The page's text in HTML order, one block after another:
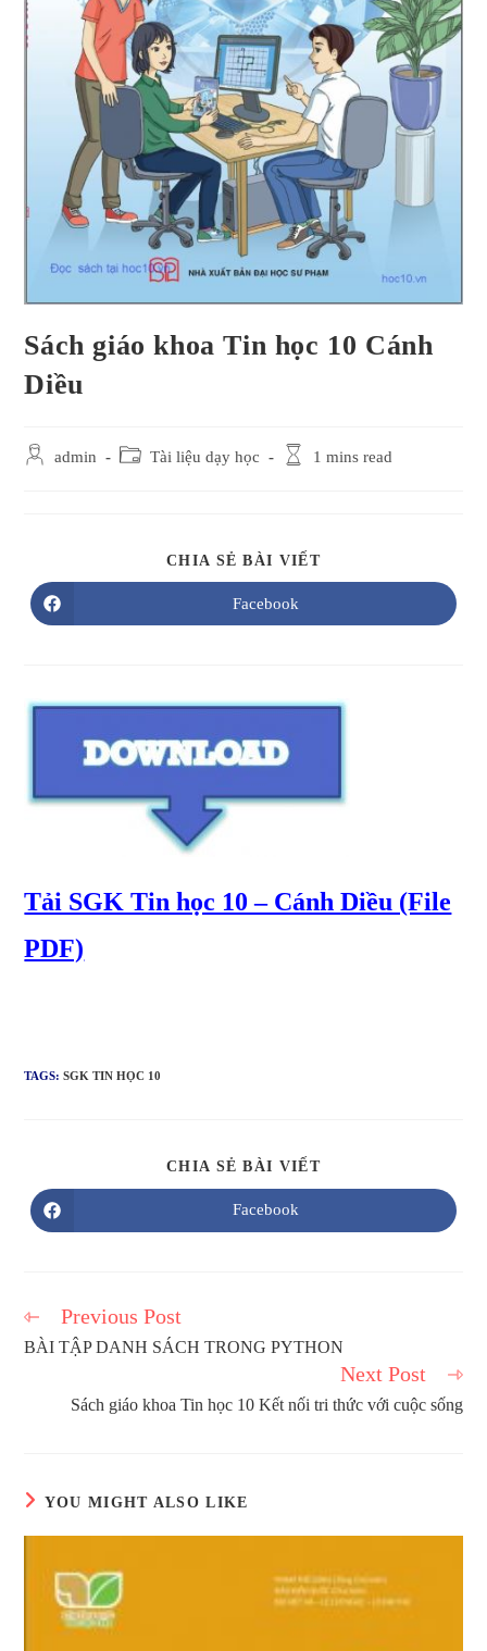
Sách giáo khoa Tin học 10 Cánh
Diều
Post
admin
Post Tài liệu dạy học
Reading1 mins read
CHIA SẺ BÀI VIẾTSHARE
Opens
in
Facebook
Tải SGK Tin học 10 – Cánh Diều (File
PDF)
TAGS:SGK TIN HỌC 10
CHIA SẺ BÀI VIẾTSHARE
Opens
in
Facebook
Read
more
articles
Previous Post
BÀI TẬP DANH SÁCH TRONG PYTHON
Next Post
Sách giáo khoa Tin học 10 Kết nối tri thức với cuộc sống
YOU MIGHT ALSO LIKE